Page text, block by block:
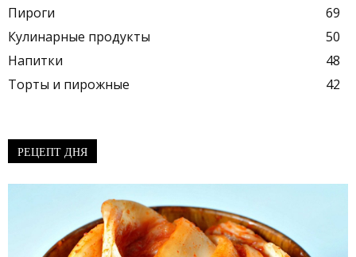
Пироги
69
Кулинарные продукты
50
Напитки
48
Торты и пирожные
42
РЕЦЕПТ ДНЯ